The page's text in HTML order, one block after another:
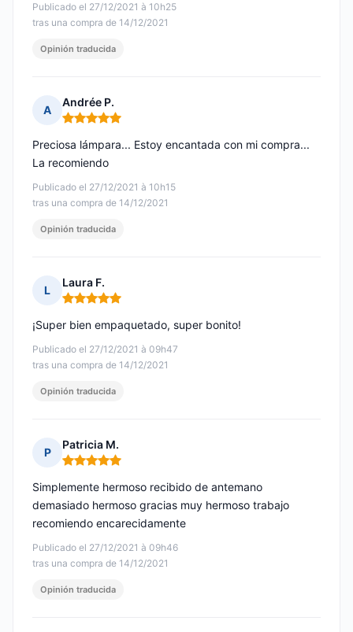
Publicado el 27/12/2021 à 10h25
tras una compra de 14/12/2021
Opinión traducida
A
Andrée P.
Nota: 5 de 5
Publicado el 27/12/2021 à 10h15
tras una compra de 14/12/2021
Preciosa lámpara... Estoy encantada con mi compra...
La recomiendo
Opinión traducida
L
Laura F.
Nota: 5 de 5
Publicado el 27/12/2021 à 09h47
tras una compra de 14/12/2021
¡Super bien empaquetado, super bonito!
Opinión traducida
P
Patricia M.
Nota: 5 de 5
Publicado el 27/12/2021 à 09h46
tras una compra de 14/12/2021
Simplemente hermoso recibido de antemano
demasiado hermoso gracias muy hermoso trabajo
recomiendo encarecidamente
Opinión traducida